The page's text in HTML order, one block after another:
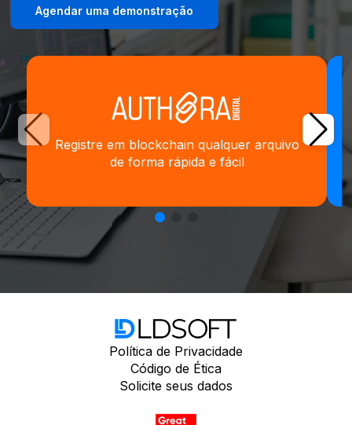
Agendar uma demonstração
Registre em blockchain qualquer arquivo
de forma rápida e fácil
Política de Privacidade
Código de Ética
Solicite seus dados